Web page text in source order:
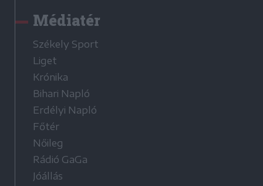
Médiatér
Székely Sport
Liget
Krónika
Bihari Napló
Erdélyi Napló
Főtér
Nőileg
Rádió GaGa
Jóállás